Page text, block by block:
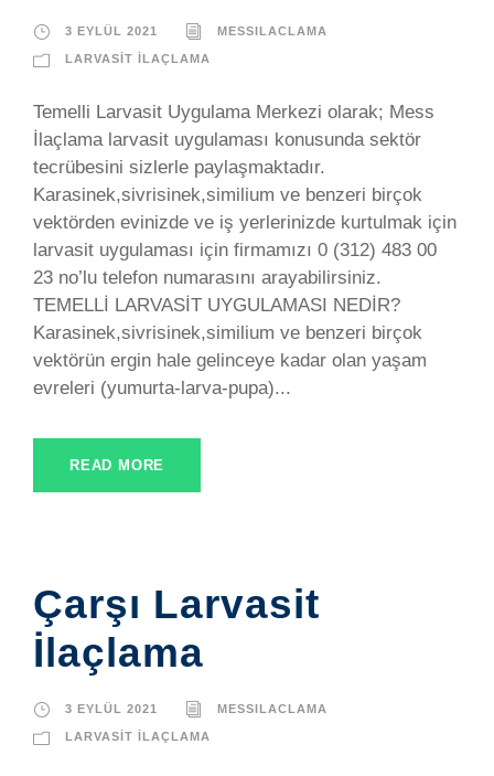
3 EYLÜL 2021 MESSILACLAMA
LARVASIT İLAÇLAMA
Temelli Larvasit Uygulama Merkezi olarak; Mess
İlaçlama larvasit uygulaması konusunda sektör
tecrübesini sizlerle paylaşmaktadır.
Karasinek,sivrisinek,similium ve benzeri birçok
vektörden evinizde ve iş yerlerinizde kurtulmak için
larvasit uygulaması için firmamızı 0 (312) 483 00
23 no’lu telefon numarasını arayabilirsiniz.
TEMELLİ LARVASİT UYGULAMASI NEDİR?
Karasinek,sivrisinek,similium ve benzeri birçok
vektörün ergin hale gelinceye kadar olan yaşam
evreleri (yumurta-larva-pupa)...
READ MORE
Çarşı Larvasit
İlaçlama
3 EYLÜL 2021 MESSILACLAMA
LARVASIT İLAÇLAMA